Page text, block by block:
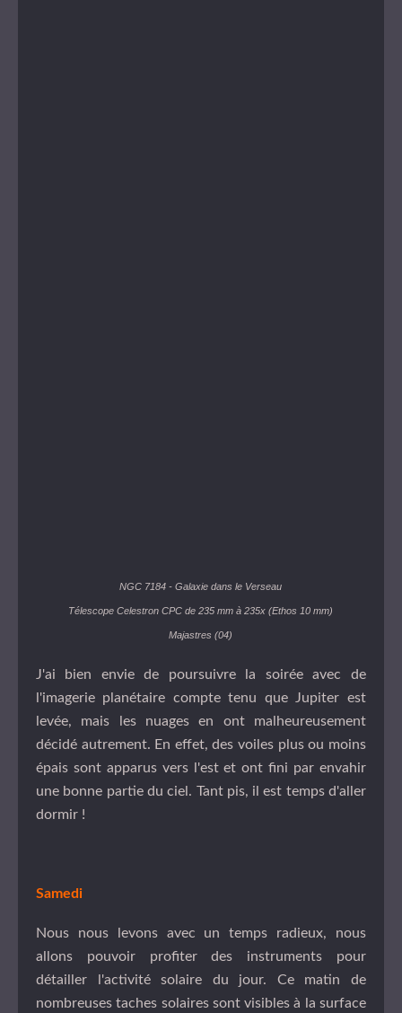
NGC 7184 - Galaxie dans le Verseau
Télescope Celestron CPC de 235 mm à 235x (Ethos 10 mm)
Majastres (04)
J'ai bien envie de poursuivre la soirée avec de
l'imagerie planétaire compte tenu que Jupiter est
levée, mais les nuages en ont malheureusement
décidé autrement. En effet, des voiles plus ou moins
épais sont apparus vers l'est et ont fini par envahir
une bonne partie du ciel. Tant pis, il est temps d'aller
dormir !
Samedi
Nous nous levons avec un temps radieux, nous
allons pouvoir profiter des instruments pour
détailler l'activité solaire du jour. Ce matin de
nombreuses taches solaires sont visibles à la surface